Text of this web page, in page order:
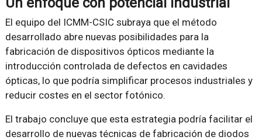
El equipo del ICMM-CSIC subraya que el método
desarrollado abre nuevas posibilidades para la
fabricación de dispositivos ópticos mediante la
introducción controlada de defectos en cavidades
ópticas, lo que podría simplificar procesos industriales y
reducir costes en el sector fotónico.
El trabajo concluye que esta estrategia podría facilitar el
desarrollo de nuevas técnicas de fabricación de diodos